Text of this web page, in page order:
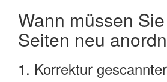
Wann müssen
Seiten neu
1. Korrektur